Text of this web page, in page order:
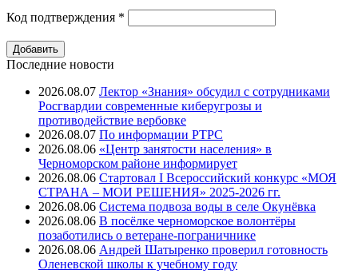
Код подтверждения *
Последние новости
2026.08.07 Лектор «Знания» обсудил с сотрудниками
Росгвардии современные киберугрозы и
противодействие вербовке
2026.08.07 ⁠По информации РТРС
2026.08.06 «Центр занятости населения» в
Черноморском районе информирует
2026.08.06 Стартовал I Всероссийский конкурс «МОЯ
СТРАНА – МОИ РЕШЕНИЯ» 2025-2026 гг.
2026.08.06 Система подвоза воды в селе Окунёвка
2026.08.06 В посёлке черноморское волонтёры
позаботились о ветеране-пограничнике
2026.08.06 Андрей Шатыренко проверил готовность
Оленевской школы к учебному году